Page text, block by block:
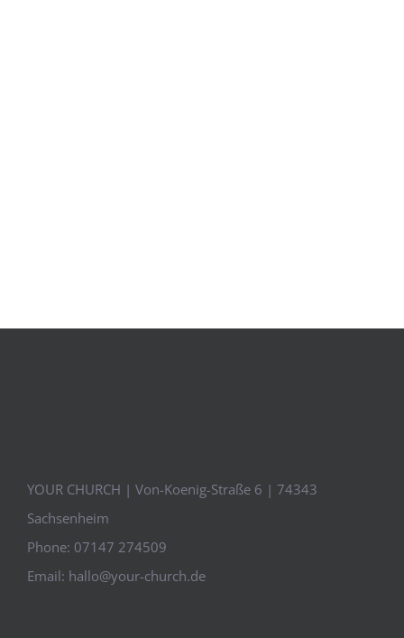
YOUR CHURCH | Von-Koenig-Straße 6 | 74343
Sachsenheim
Phone: 07147 274509
Email: hallo@your-church.de